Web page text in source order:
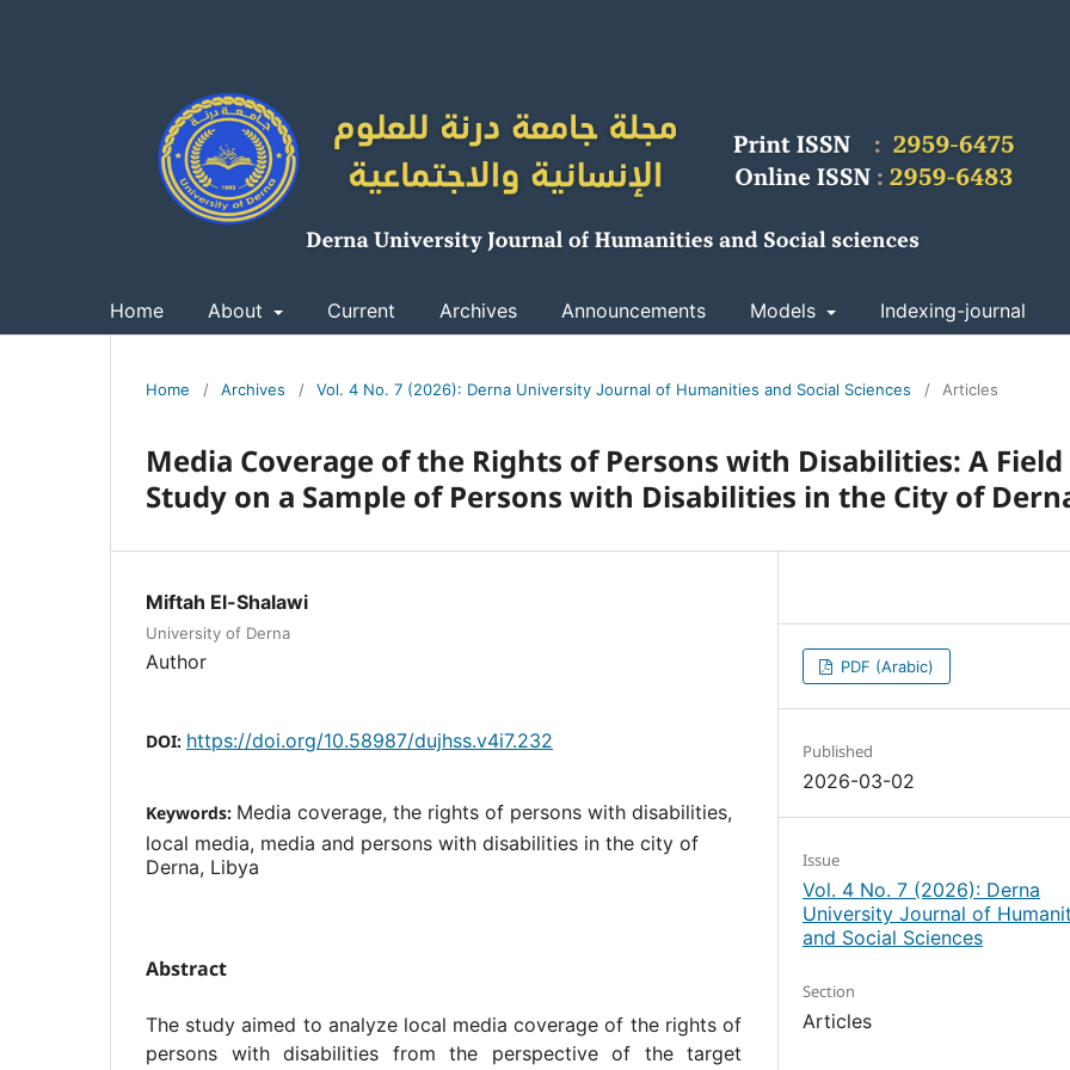
Home About Current Archives Announcements Models Indexing-journal
Home / Archives / Vol. 4 No. 7 (2026): Derna University Journal of Humanities and Social Sciences / Articles
Media Coverage of the Rights of Persons with Disabilities: A Field
Study on a Sample of Persons with Disabilities in the City of
Miftah El-Shalawi
University of Derna
Author
DOI: https://doi.org/10.58987/dujhss.v4i7.232
Keywords: Media coverage, the rights of persons with disabilities,
local media, media and persons with disabilities in the city of
Derna, Libya
Abstract
The study aimed to analyze local media coverage of the rights of
persons with disabilities from the perspective of the target
PDF (Arabic)
Published
2026-03-02
Issue
Vol. 4 No. 7 (2026): Derna
University Journal of
and Social Sciences
Section
Articles